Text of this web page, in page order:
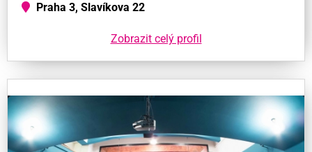
Praha 3, Slavíkova 22
Zobrazit celý profil